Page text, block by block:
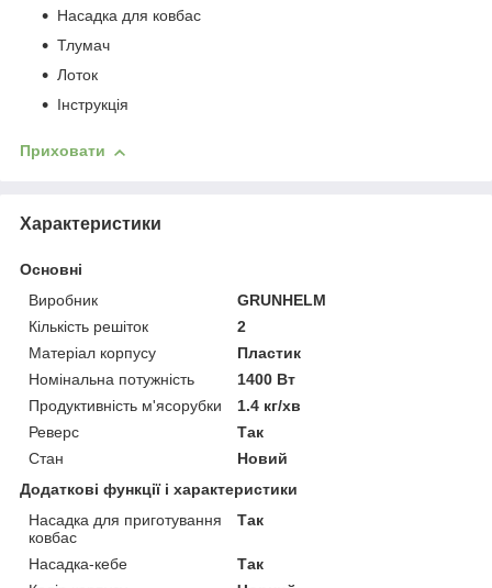
Насадка для ковбас
Тлумач
Лоток
Інструкція
Приховати
Характеристики
Основні
Виробник
GRUNHELM
Кількість решіток
2
Матеріал корпусу
Пластик
Номінальна потужність
1400 Вт
Продуктивність м'ясорубки
1.4 кг/хв
Реверс
Так
Стан
Новий
Додаткові функції і характеристики
Насадка для приготування
ковбас
Так
Насадка-кебе
Так